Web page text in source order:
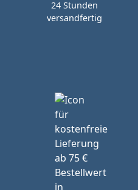
24 Stunden
versandfertig